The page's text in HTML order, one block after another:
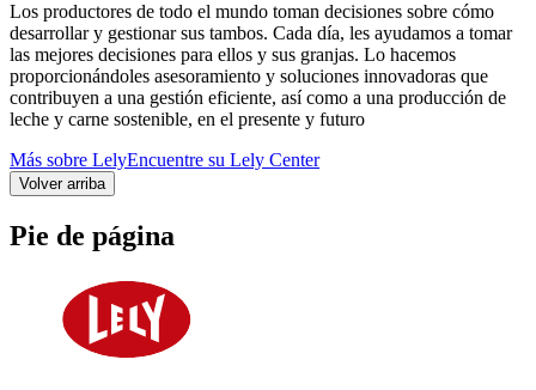
Los productores de todo el mundo toman decisiones sobre cómo
desarrollar y gestionar sus tambos. Cada día, les ayudamos a tomar
las mejores decisiones para ellos y sus granjas. Lo hacemos
proporcionándoles asesoramiento y soluciones innovadoras que
contribuyen a una gestión eficiente, así como a una producción de
leche y carne sostenible, en el presente y futuro
Más sobre LelyEncuentre su Lely Center
Volver arriba
Pie de página